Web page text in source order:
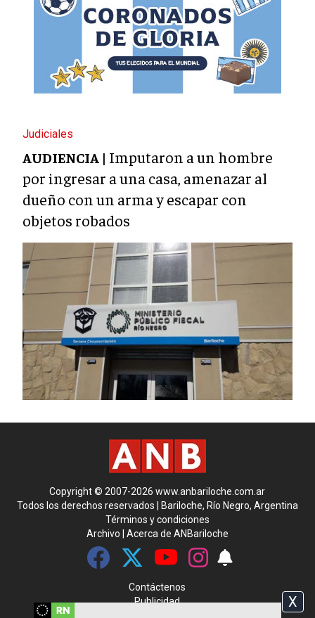
Judiciales
AUDIENCIA | Imputaron a un hombre
por ingresar a una casa, amenazar al
dueño con un arma y escapar con
objetos robados
Copyright © 2007-2026 www.anbariloche.com.ar
Todos los derechos reservados | Bariloche, Río Negro, Argentina
Términos y condiciones
Archivo
Acerca de ANBariloche
Contáctenos
Publicidad
X